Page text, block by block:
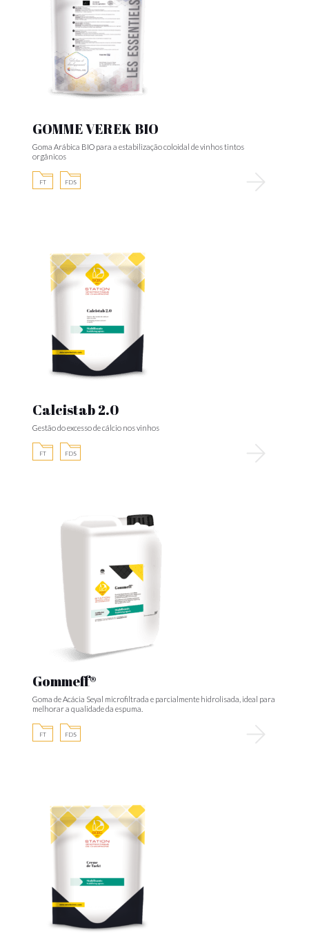
GOMME VEREK BIO
Goma Arábica BIO para a estabilização coloidal de vinhos tintos
orgânicos
FT FDS
Calcistab 2.0
Gestão do excesso de cálcio nos vinhos
FT FDS
Gommeff®
Goma de Acácia Seyal microfiltrada e parcialmente hidrolisada, ideal para
melhorar a qualidade da espuma.
FT FDS